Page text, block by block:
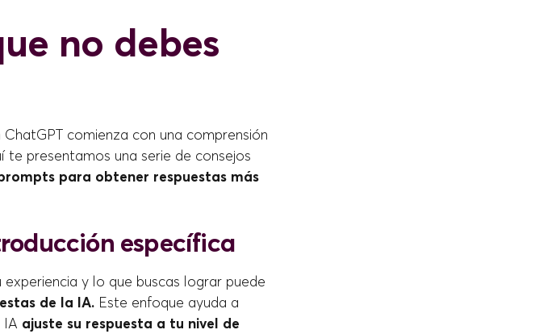
no debes
comienza con una comprensión
presentamos una serie de consejos
para obtener respuestas más
específica
y lo que buscas lograr puede
de la IA. Este enfoque ayuda a
IA ajuste su respuesta a tu nivel de